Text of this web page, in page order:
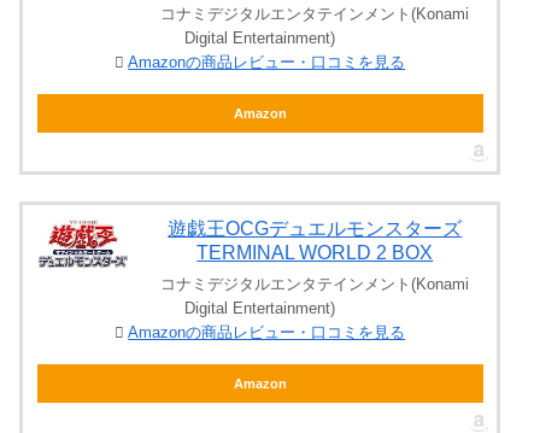
コナミデジタルエンタテインメント(Konami
Digital Entertainment)
Amazonの商品レビュー・口コミを見る
Amazon
遊戯王OCGデュエルモンスターズ
TERMINAL WORLD 2 BOX
コナミデジタルエンタテインメント(Konami
Digital Entertainment)
Amazonの商品レビュー・口コミを見る
Amazon